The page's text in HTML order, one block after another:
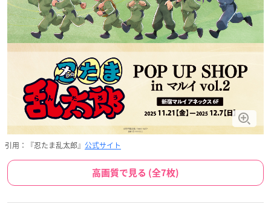
引用：『忍たま乱太郎』 公式サイト
高画質で見る (全7枚)